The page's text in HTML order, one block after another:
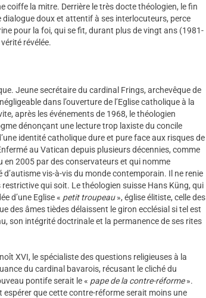
coiffe la mitre. Derrière le très docte théologien, le fin
dialogue doux et attentif à ses interlocuteurs, perce
pour la foi, qui se fit, durant plus de vingt ans (1981-
révélée.
Jeune secrétaire du cardinal Frings, archevêque de
dans l’ouverture de l’Eglise catholique à la
après les événements de 1968, le théologien
dénonçant une lecture trop laxiste du concile
identité catholique dure et pure face aux risques de
au Vatican depuis plusieurs décennies, comme
en 2005 par des conservateurs et qui nomme
vis-à-vis du monde contemporain. Il ne renie
qui soit. Le théologien suisse Hans Küng, qui
d’une Eglise « petit troupeau», église élitiste, celle des
des âmes tièdes délaissent le giron ecclésial si tel est
son intégrité doctrinale et la permanence de ses rites
XVI, le spécialiste des questions religieuses à la
du cardinal bavarois, récusant le cliché du
pontife serait le « pape de la contre-réforme».
espérer que cette contre-réforme serait moins une